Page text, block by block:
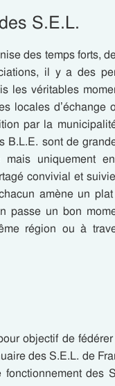
S.E.L.
des temps forts,
il y a des
les véritables
locales d’échange
par la
sont de
uniquement
convivial et
amène un
passe un bon
région ou à
objectif de
des S.E.L. de
des